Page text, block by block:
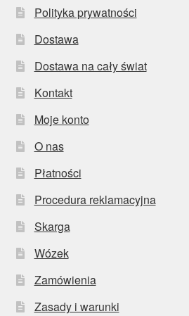
Polityka prywatności
Dostawa
Dostawa na cały świat
Kontakt
Moje konto
O nas
Płatności
Procedura reklamacyjna
Skarga
Wózek
Zamówienia
Zasady i warunki